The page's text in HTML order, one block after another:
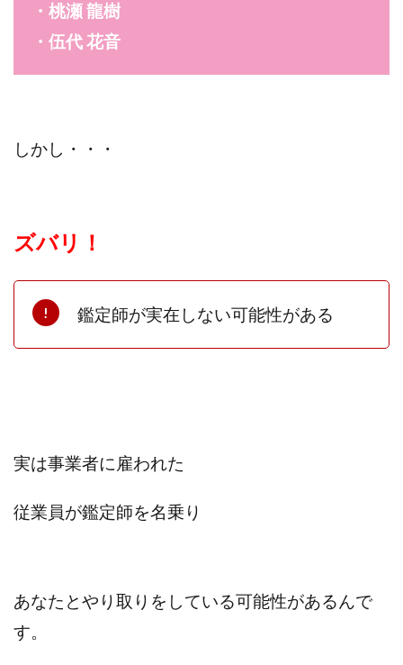
・桃瀬 龍樹
・伍代 花音
しかし・・・
ズバリ！
鑑定師が実在しない可能性がある
実は事業者に雇われた
従業員が鑑定師を名乗り
あなたとやり取りをしている可能性があるんで
す。